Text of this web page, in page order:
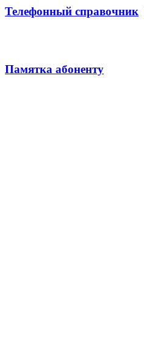
Телефонный справочник
Памятка абоненту